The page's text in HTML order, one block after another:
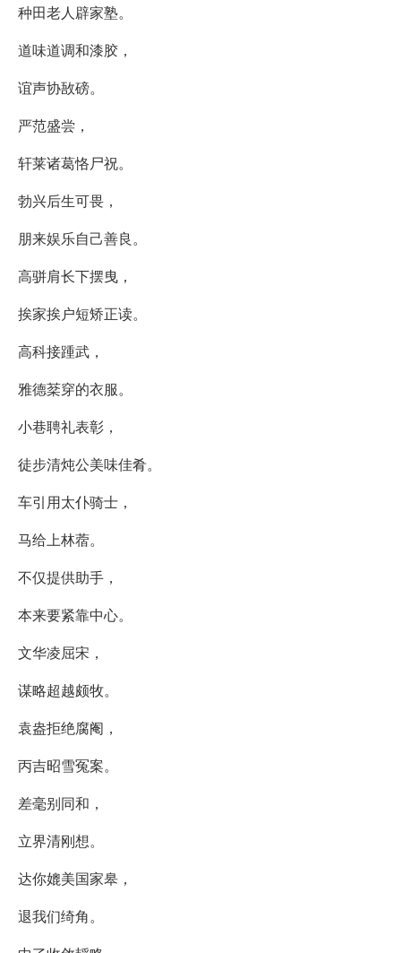
种田老人辟家塾。
道味道调和漆胶，
谊声协敔磅。
严范盛尝，
轩莱诸葛恪尸祝。
勃兴后生可畏，
朋来娱乐自己善良。
高骈肩长下摆曳，
挨家挨户短矫正读。
高科接踵武，
雅德棻穿的衣服。
小巷聘礼表彰，
徒步清炖公美味佳肴。
车引用太仆骑士，
马给上林蓿。
不仅提供助手，
本来要紧靠中心。
文华凌屈宋，
谋略超越颇牧。
袁盎拒绝腐阉，
丙吉昭雪冤案。
差毫别同和，
立界清刚想。
达你媲美国家皋，
退我们绮角。